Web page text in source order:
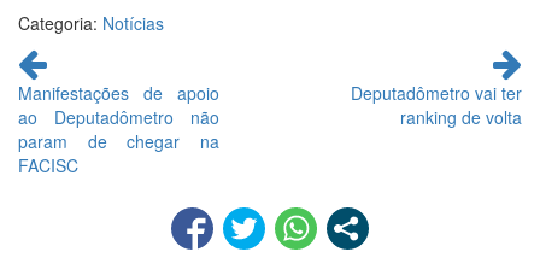
Categoria: Notícias
Continue
lendo
Manifestações de apoio
ao Deputadômetro não
param de chegar na
FACISC
Deputadômetro vai ter
ranking de volta